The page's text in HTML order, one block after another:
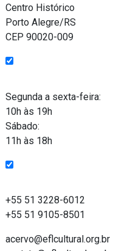
Centro Histórico
Porto Alegre/RS
CEP 90020-009
Segunda a sexta-feira:
10h às 19h
Sábado:
11h às 18h
+55 51 3228-6012
+55 51 9105-8501
acervo@eflcultural.org.br